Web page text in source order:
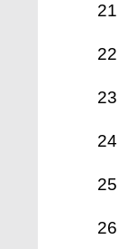
21
22
23
24
25
26